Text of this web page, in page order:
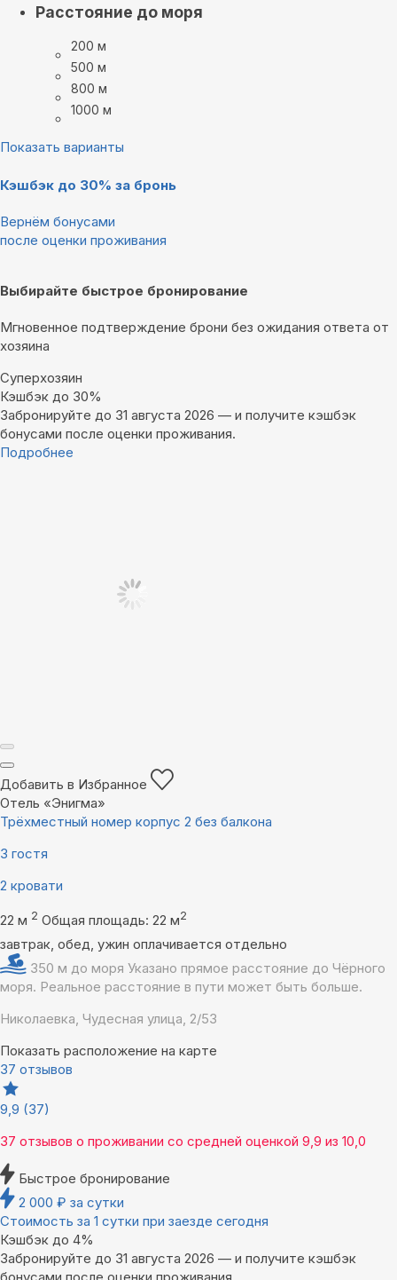
Расстояние до моря
200 м
500 м
800 м
1000 м
Показать варианты
Кэшбэк до 30% за бронь
Вернём бонусами
после оценки проживания
Выбирайте быстрое бронирование
Мгновенное подтверждение брони без ожидания ответа от
хозяина
Суперхозяин
Кэшбэк до 30%
Забронируйте до 31 августа 2026 — и получите кэшбэк
бонусами после оценки проживания.
Подробнее
Добавить в Избранное
Отель «Энигма»
Трёхместный номер корпус 2 без балкона
3 гостя
2 кровати
22 м 2 Общая площадь: 22 м2
завтрак, обед, ужин оплачивается отдельно
350 м до моря Указано прямое расстояние до Чёрного
моря. Реальное расстояние в пути может быть больше.
Николаевка, Чудесная улица, 2/53
Показать расположение на карте
37 отзывов
9,9 (37)
37 отзывов о проживании со средней оценкой 9,9 из 10,0
Быстрое бронирование
2 000 ₽ за сутки
Стоимость за 1 сутки при заезде сегодня
Кэшбэк до 4%
Забронируйте до 31 августа 2026 — и получите кэшбэк